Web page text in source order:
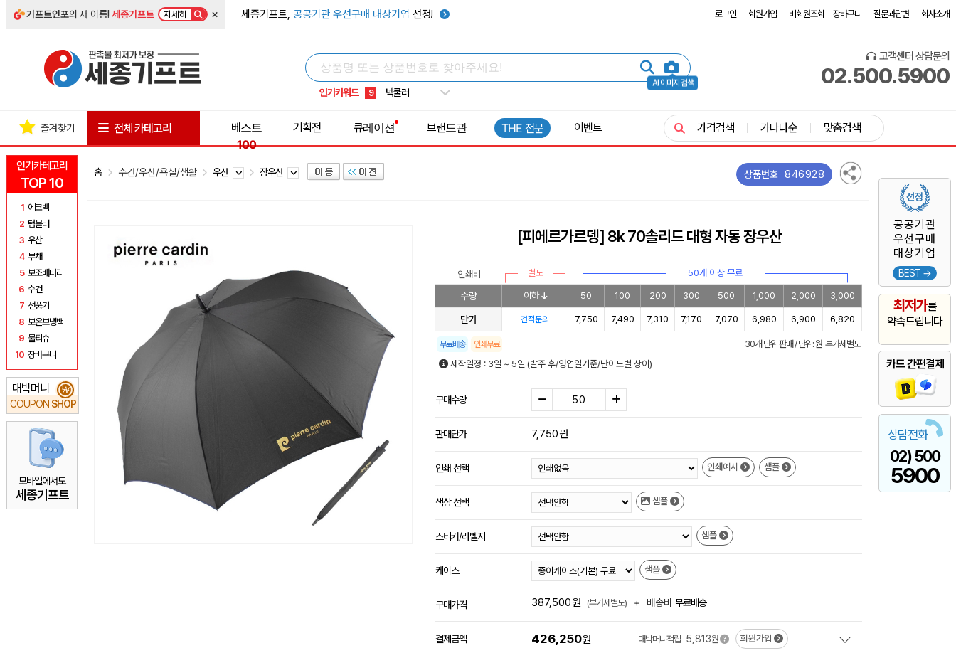
기프트인포의 새 이름!세종기프트 자세히 × 세종기프트, 공공기관 우선구매 대상기업 선정! 로그인 회원가입 비회원조회 장바구니 질문과답변 회사소개
AI 이미지 검색
인기키워드
5 키캡
8 쿨토시
9 넥쿨러
1 선풍기
고객센터 상담문의
02.500.5900
인기카테고리
TOP 10
1 에코백
2 텀블러
3 우산
4 부채
5 보조배터리
6 수건
7 선풍기
8 보온보냉백
9 물티슈
10 장바구니
대박머니
COUPON SHOP
₩
모바일에서도
세종기프트
공공기관
우선구매
대상기업
BEST →
최저가를
약속드립니다
카드 간편결제
상담전화
02) 500
5900
즐겨찾기 전체 카테고리
베스트
100
기획전 큐레이션 브랜드관 THE 전문 이벤트 가격검색 가나다순 맞춤검색
홈 수건/우산/욕실/생활 우산 장우산 상품번호 846928
[피에르가르뎅] 8k 70솔리드 대형 자동 장우산
인쇄비 별도 50개 이상 무료
수량 이하 50 100 200 300 500 1,000 2,000 3,000
단가 견적문의 7,750 7,490 7,310 7,170 7,070 6,980 6,900 6,820
무료배송 인쇄무료
30개 단위 판매 / 단위: 원 부가세별도
제작일정 : 3일 ~ 5일 (발주 후/영업일기준/난이도별 상이)
구매수량
판매단가 7,750원
인쇄 선택 인쇄예시 샘플
색상 선택 샘플
스티커/라벨지 샘플
케이스 샘플
구매가격 387,500원 (부가세별도) + 배송비 무료배송
결제금액 426,250원 대박머니적립 5,813원 회원가입